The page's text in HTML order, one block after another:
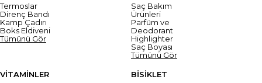
Termoslar
Direnç Bandı
Kamp Çadırı
Boks Eldiveni
Tümünü Gör
Saç Bakım
Ürünleri
Parfüm ve
Deodorant
Highlighter
Saç Boyası
Tümünü Gör
VİTAMİNLER
BİSİKLET